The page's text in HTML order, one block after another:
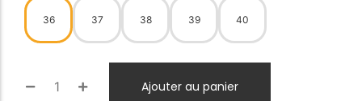
36 37 38 39 40
Ajouter au panier